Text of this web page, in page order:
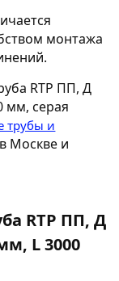
монтажа
RTP ПП, Д
мм, серая
трубы и
Москве и
RTP ПП, Д
L 3000